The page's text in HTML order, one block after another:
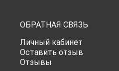
ОБРАТНАЯ СВЯЗЬ
Личный кабинет
Оставить отзыв
Отзывы